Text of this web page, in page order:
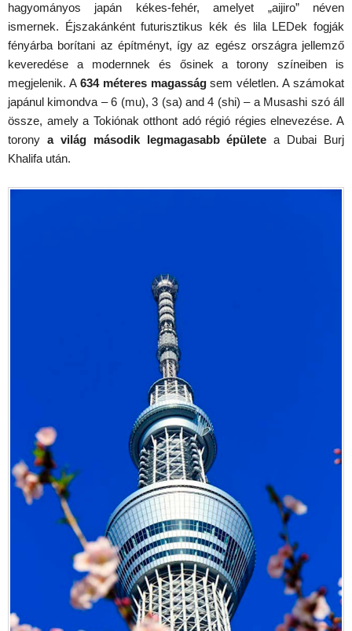
hagyományos japán kékes-fehér, amelyet „aijiro” néven
ismernek. Éjszakánként futurisztikus kék és lila LEDek fogják
fényárba borítani az építményt, így az egész országra jellemző
keveredése a modernnek és ősinek a torony színeiben is
megjelenik. A 634 méteres magasságsem véletlen. A számokat
japánul kimondva – 6 (mu), 3 (sa) and 4 (shi) – a Musashi szó áll
össze, amely a Tokiónak otthont adó régió régies elnevezése. A
torony a világ második legmagasabb épülete a Dubai Burj
Khalifa után.